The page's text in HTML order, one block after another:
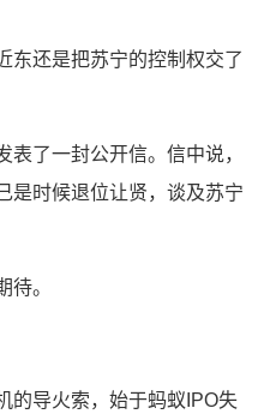
东还是把苏宁的控制权交了
表了一封公开信。信中说，
是时候退位让贤，谈及苏宁
待。
的导火索，始于蚂蚁IPO失